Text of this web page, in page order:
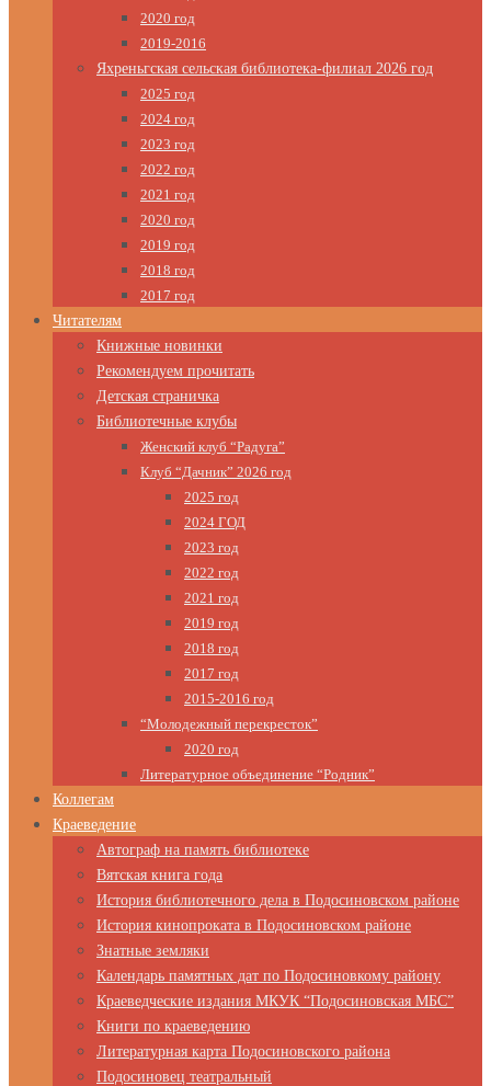
2020 год
2019-2016
Яхреньгская сельская библиотека-филиал 2026 год
2025 год
2024 год
2023 год
2022 год
2021 год
2020 год
2019 год
2018 год
2017 год
Читателям
Книжные новинки
Рекомендуем прочитать
Детская страничка
Библиотечные клубы
Женский клуб “Радуга”
Клуб “Дачник” 2026 год
2025 год
2024 ГОД
2023 год
2022 год
2021 год
2019 год
2018 год
2017 год
2015-2016 год
“Молодежный перекресток”
2020 год
Литературное объединение “Родник”
Коллегам
Краеведение
Автограф на память библиотеке
Вятская книга года
История библиотечного дела в Подосиновском районе
История кинопроката в Подосиновском районе
Знатные земляки
Календарь памятных дат по Подосиновкому району
Краеведческие издания МКУК “Подосиновская МБС”
Книги по краеведению
Литературная карта Подосиновского района
Подосиновец театральный